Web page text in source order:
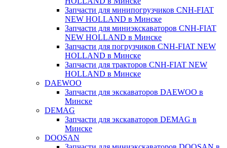
Запчасти для минипогрузчиков CNH-FIAT
NEW HOLLAND в Минске
Запчасти для миниэкскаваторов CNH-FIAT
NEW HOLLAND в Минске
Запчасти для погрузчиков CNH-FIAT NEW
HOLLAND в Минске
Запчасти для тракторов CNH-FIAT NEW
HOLLAND в Минске
DAEWOO
Запчасти для экскаваторов DAEWOO в
Минске
DEMAG
Запчасти для экскаваторов DEMAG в
Минске
DOOSAN